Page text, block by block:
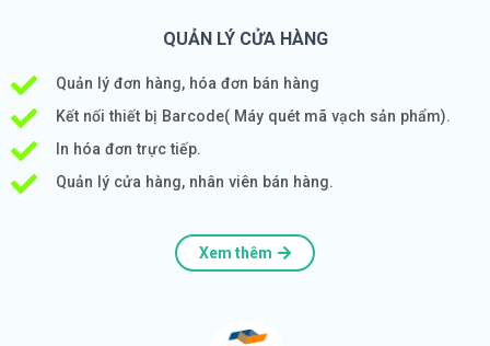
QUẢN LÝ CỬA HÀNG
Quản lý đơn hàng, hóa đơn bán hàng
Kết nối thiết bị Barcode( Máy quét mã vạch sản phẩm).
In hóa đơn trực tiếp.
Quản lý cửa hàng, nhân viên bán hàng.
Xem thêm